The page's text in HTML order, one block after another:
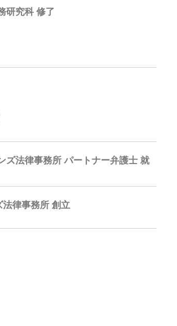
研究科 修了
ズ法律事務所 パートナー弁護士 就
律事務所 創立